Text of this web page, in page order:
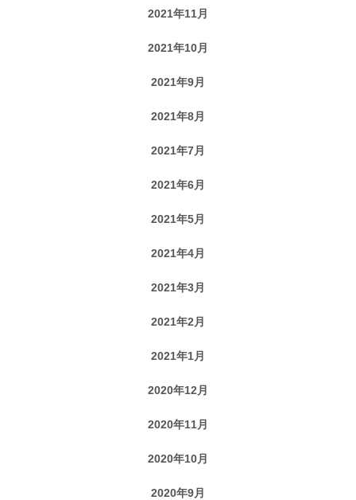
2021年11月
2021年10月
2021年9月
2021年8月
2021年7月
2021年6月
2021年5月
2021年4月
2021年3月
2021年2月
2021年1月
2020年12月
2020年11月
2020年10月
2020年9月